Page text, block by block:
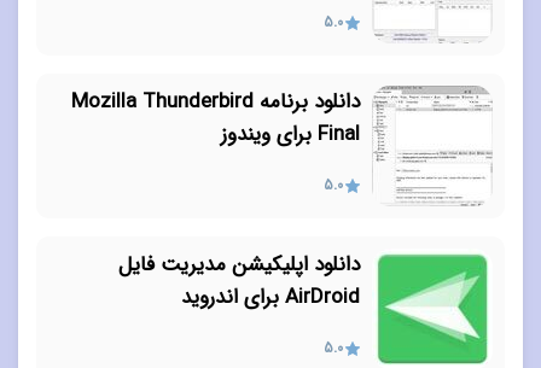
5.0
دانلود برنامه Mozilla Thunderbird
Final برای ویندوز
5.0
دانلود اپلیکیشن مدیریت فایل
AirDroid برای اندروید
5.0